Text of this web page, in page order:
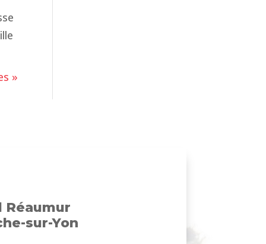
»
Réaumur
sur-Yon